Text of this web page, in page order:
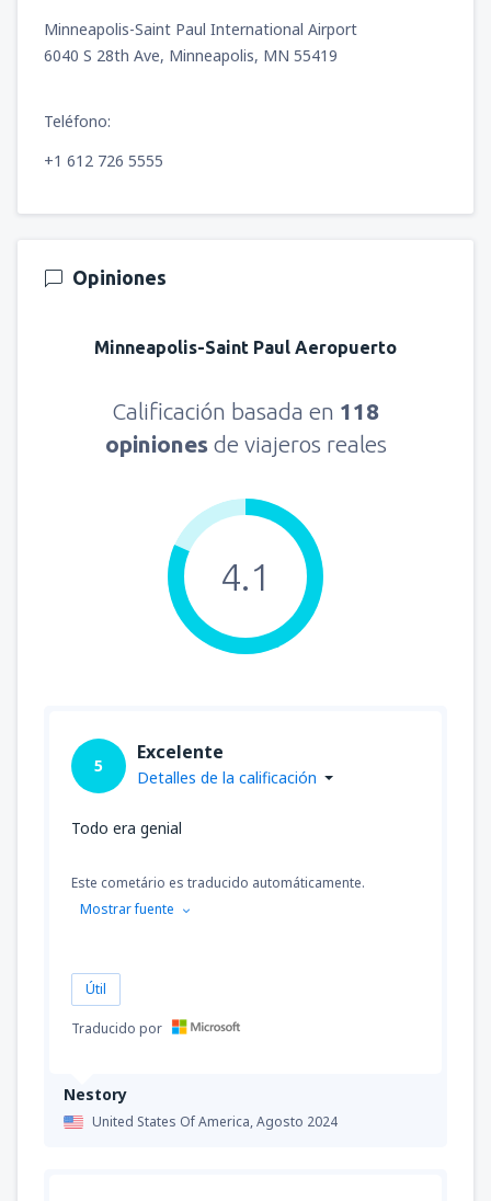
Minneapolis-Saint Paul International Airport
6040 S 28th Ave, Minneapolis, MN 55419
Teléfono:
+1 612 726 5555
Opiniones
Minneapolis-Saint Paul Aeropuerto
Calificación basada en 118
opiniones de viajeros reales
4.1
Nestory
United States Of America,Agosto 2024
5
Excelente
Detalles de la calificación
Todo era genial
Este cometário es traducido automáticamente.
Mostrar fuente
Útil
Traducido por